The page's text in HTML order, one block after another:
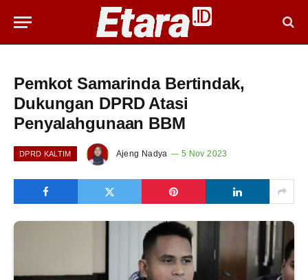
Pemkot Samarinda Bertindak,
Dukungan DPRD Atasi
Penyalahgunaan BBM
DPRD KALTIM Ajeng Nadya 5 Nov 2023